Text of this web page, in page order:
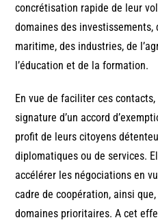
concrétisation rapide de leur
domaines des
maritime, des industries, de
l’éducation et de la formation.
En vue de faciliter ces
signature d’un accord
profit de leurs citoyens
diplomatiques ou de services.
accélérer les négociations en
cadre de coopération, ainsi
domaines prioritaires. A cet